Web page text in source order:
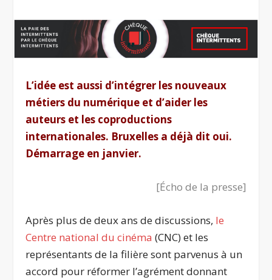
L’idée est aussi d’intégrer les nouveaux
métiers du numérique et d’aider les
auteurs et les coproductions
internationales. Bruxelles a déjà dit oui.
Démarrage en janvier.
[Écho de la presse]
Après plus de deux ans de discussions, le
Centre national du cinéma (CNC) et les
représentants de la filière sont parvenus à un
accord pour réformer l’agrément donnant